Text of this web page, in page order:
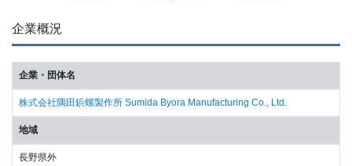
企業概況
企業・団体名
株式会社隅田鋲螺製作所 Sumida Byora Manufacturing Co., Ltd.
地域
長野県外